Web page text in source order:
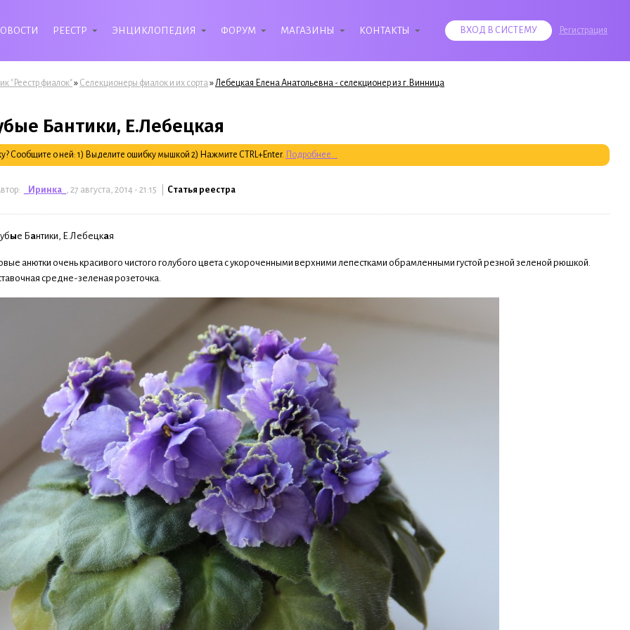
РЕЕСТР ЭНЦИКЛОПЕДИЯ ФОРУМ МАГАЗИНЫ КОНТАКТЫ ВХОД В СИСТЕМУ Регистрация
"Реестр фиалок"» Селекционеры фиалок и их сорта»Лебецкая Елена Анатольевна - селекционер из г.Винница
Бантики, Е.Лебецкая
Сообщите о ней: 1) Выделите ошибку мышкой 2) Нажмите CTRL+Enter. Подробнее...
_Иринка_ , 27 августа, 2014 - 21:15 | Статья реестра
ые Бантики, Е.Лебецкая
анютки очень красивого чистого голубого цвета с укороченными верхними лепестками обрамленными густой резной зеленой рюшкой.
средне-зеленая розеточка.